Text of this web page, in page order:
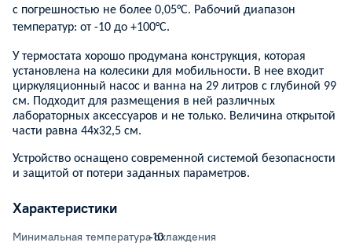
с погрешностью не более 0,05°C. Рабочий диапазон
температур: от -10 до +100°C.
У термостата хорошо продумана конструкция, которая
установлена на колесики для мобильности. В нее входит
циркуляционный насос и ванна на 29 литров с глубиной 99
см. Подходит для размещения в ней различных
лабораторных аксессуаров и не только. Величина открытой
части равна 44х32,5 см.
Устройство оснащено современной системой безопасности
и защитой от потери заданных параметров.
Характеристики
Минимальная температура охлаждения
-10